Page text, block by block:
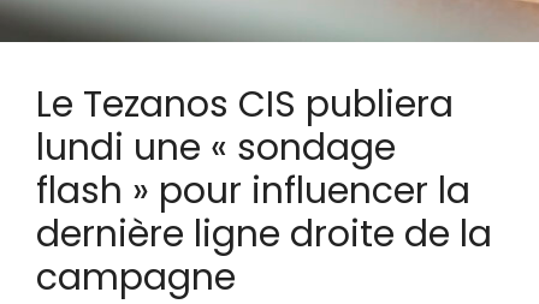
Le Tezanos CIS publiera
lundi une « sondage
flash » pour influencer la
dernière ligne droite de la
campagne